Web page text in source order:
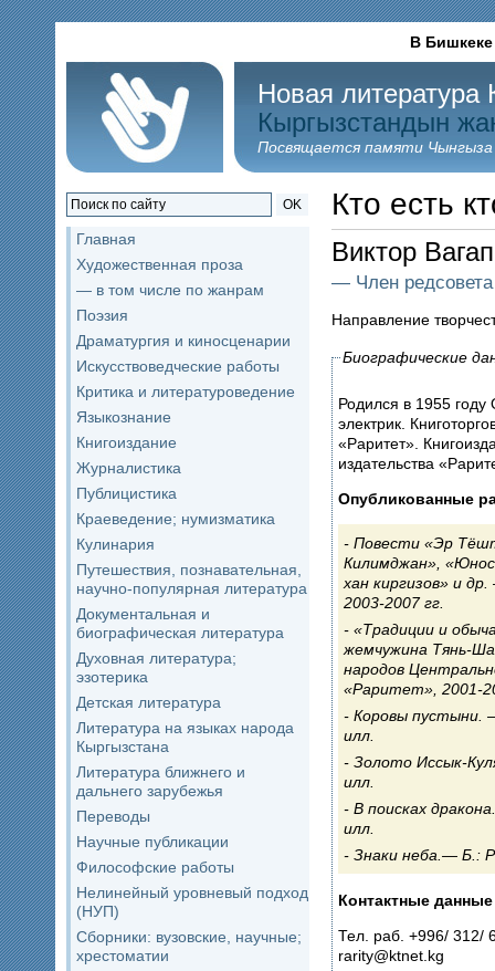
В Бишкеке
Новая литература
Кыргызстандын
Посвящается памяти
OK
Главная
Художественная проза
— в том числе по жанрам
Поэзия
Драматургия и киносценарии
Искусствоведческие работы
Критика и литературоведение
Языкознание
Книгоиздание
Журналистика
Публицистика
Краеведение; нумизматика
Кулинария
Путешествия, познавательная,
научно-популярная литература
Документальная и
биографическая литература
Духовная литература;
эзотерика
Детская литература
Литература на языках народа
Кыргызстана
Литература ближнего и
дальнего зарубежья
Переводы
Научные публикации
Философские работы
Нелинейный уровневый подход
(НУП)
Сборники: вузовские, научные;
хрестоматии
Кто есть
Виктор
— Член редсовета
Направление
Биографические
Родился в 1955
электрик.
«Раритет».
издательства
Опубликованные
Повести «Эр
Килимджан»,
хан киргизов» и
2003-2007 гг.
«Традиции и
жемчужина Тянь-
народов
«Раритет», 2001-
Коровы пустыни.
илл.
Золото Иссык-
илл.
В поисках
илл.
Знаки неба.— Б.:
Контактные данные
Тел. раб. +996/ 312/
rarity@ktnet.kg